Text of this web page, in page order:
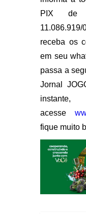
PIX de
receba os
em seu
passa a
Jornal
instante,
acesse
fique muito